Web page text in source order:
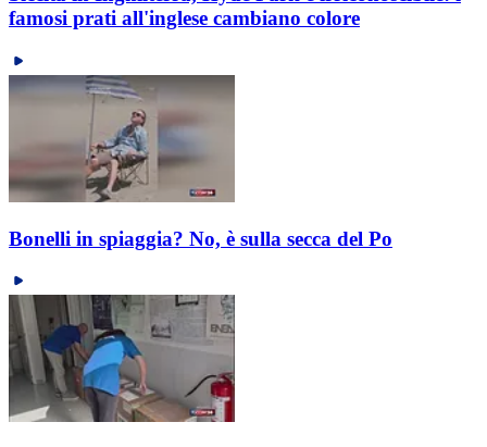
famosi prati all'inglese cambiano colore
Bonelli in spiaggia? No, è sulla secca del Po